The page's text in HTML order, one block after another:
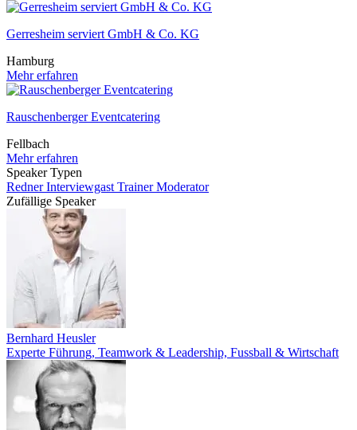
Gerresheim serviert GmbH & Co. KG
Hamburg
Mehr erfahren
Rauschenberger Eventcatering
Fellbach
Mehr erfahren
Speaker Typen
RednerInterviewgast TrainerModerator
Zufällige Speaker
Bernhard Heusler
Experte Führung, Teamwork & Leadership, Fussball & Wirtschaft